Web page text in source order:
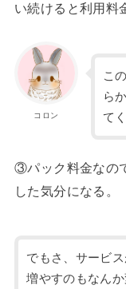
い続けると利用料
コロン
こ
ら
て
③パック料金なの
した気分になる。
でもさ、サービ
増やすのもなん